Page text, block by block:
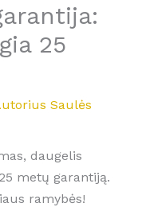
25
Saulės
daugelis
metų garantiją.
ramybės!